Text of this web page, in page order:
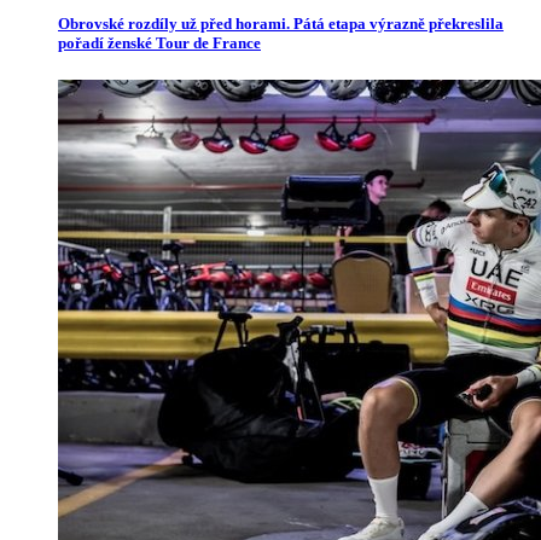
Obrovské rozdíly už před horami. Pátá etapa výrazně překreslila
pořadí ženské Tour de France